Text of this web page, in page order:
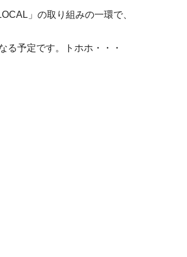
」の取り組みの一環で、
る予定です。トホホ・・・